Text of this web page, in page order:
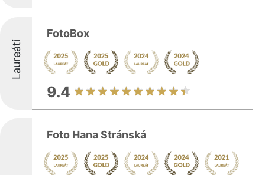
Laureáti
FotoBox
9.4
Foto Hana Stránská